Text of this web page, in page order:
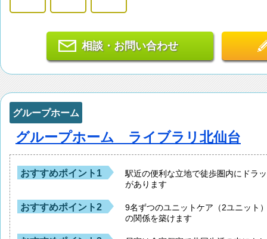
相談・お問い合わせ
グループホーム
グループホーム ライブラリ北仙台
おすすめポイント1
駅近の便利な立地で徒歩圏内にドラ
があります
おすすめポイント2
9名ずつのユニットケア（2ユニット
の関係を築けます